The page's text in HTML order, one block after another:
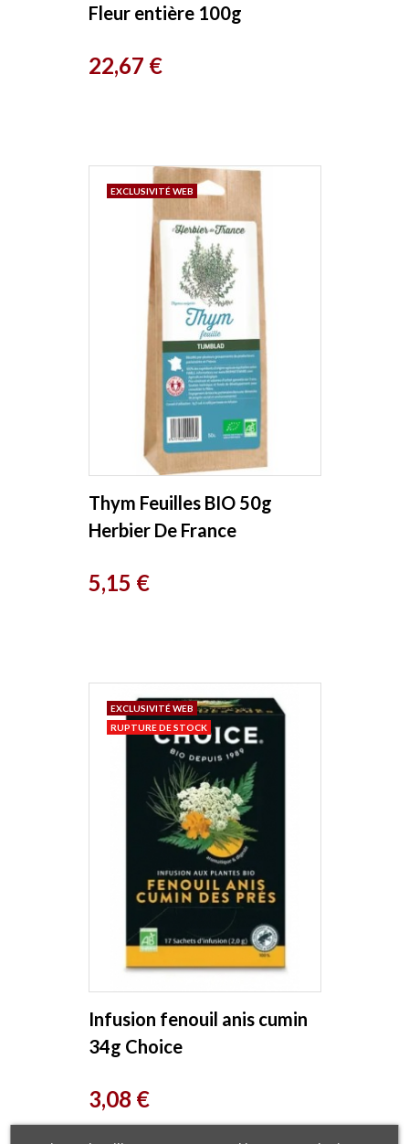
Fleur entière 100g
Prix
22,67 €
Thym Feuilles BIO 50g
Herbier De France
Prix
5,15 €
EXCLUSIVITÉ WEB
Infusion fenouil anis cumin
34g Choice
Prix
3,08 €
EXCLUSIVITÉ WEB
RUPTURE DE STOCK